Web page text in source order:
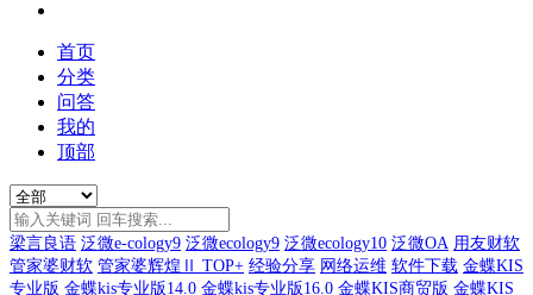
首页
分类
问答
我的
顶部
梁言良语 泛微e-cology9 泛微ecology9 泛微ecology10 泛微OA 用友财软
管家婆财软 管家婆辉煌Ⅱ TOP+ 经验分享 网络运维 软件下载 金蝶KIS
专业版 金蝶kis专业版14.0 金蝶kis专业版16.0 金蝶KIS商贸版 金蝶KIS